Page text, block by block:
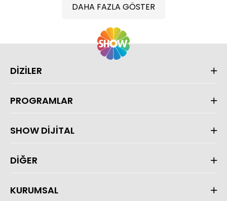
DAHA FAZLA GÖSTER
DİZİLER
PROGRAMLAR
SHOW DİJİTAL
DİĞER
KURUMSAL